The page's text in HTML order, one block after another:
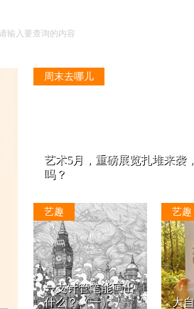
周末去哪儿
艺术5月，重磅展览扎堆来袭
吗？
艺趣
一支针管笔能画出
什么？（一）
艺趣
大